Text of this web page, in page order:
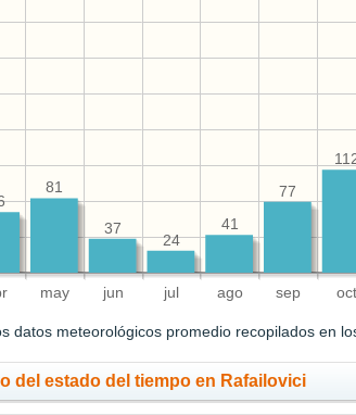
may jun jul ago sep oct
77
41
24
37
81
datos meteorológicos promedio recopilados en
del estado del tiempo en Rafailovici